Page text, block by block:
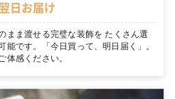
日お届け
まま渡せる完璧な装飾を たくさん選
能です。「今日買って、明日届く」。
体感ください。